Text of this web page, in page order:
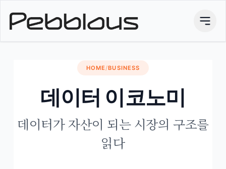
HOME/BUSINESS
데이터 이코노미
데이터가 자산이 되는 시장의 구조를
읽다